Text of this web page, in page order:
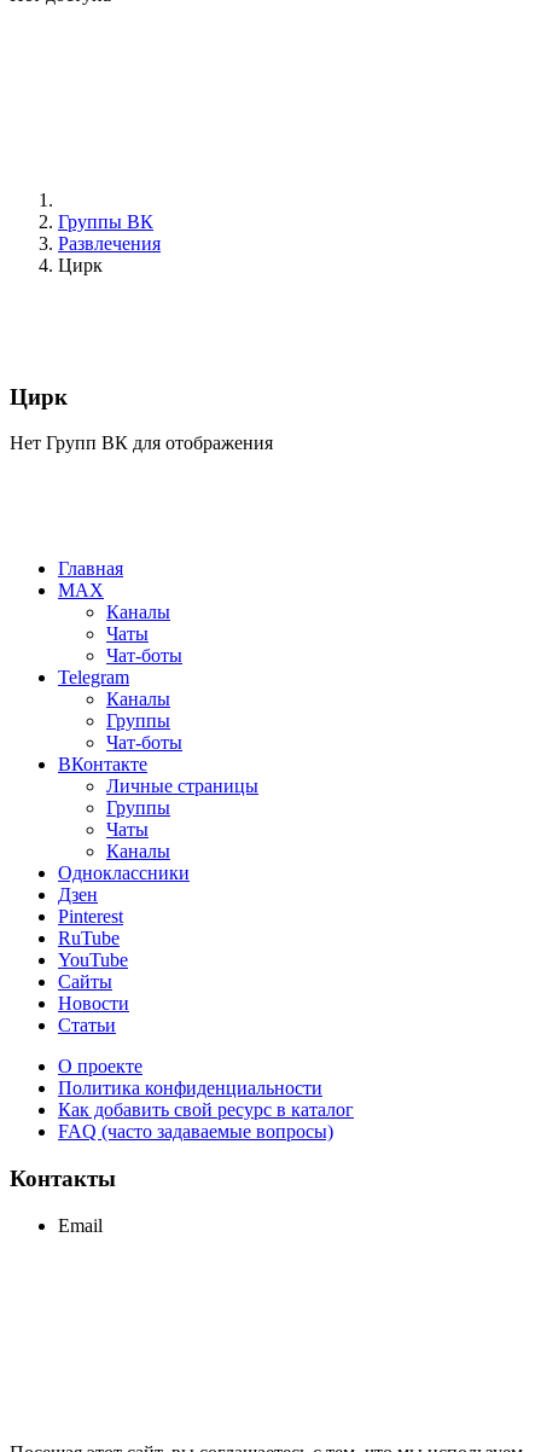
Группы ВК
Развлечения
Цирк
Цирк
Нет Групп ВК для отображения
Главная
MAX
Каналы
Чаты
Чат-боты
Telegram
Каналы
Группы
Чат-боты
ВКонтакте
Личные страницы
Группы
Чаты
Каналы
Одноклассники
Дзен
Pinterest
RuTube
YouTube
Сайты
Новости
Статьи
О проекте
Политика конфиденциальности
Как добавить свой ресурс в каталог
FAQ (часто задаваемые вопросы)
Контакты
Email